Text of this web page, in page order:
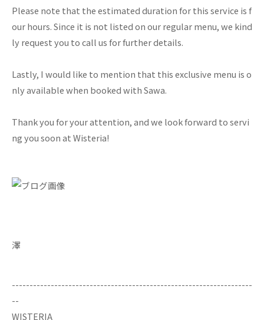
Please note that the estimated duration for this service is f
our hours. Since it is not listed on our regular menu, we kind
ly request you to call us for further details.
Lastly, I would like to mention that this exclusive menu is o
nly available when booked with Sawa.
Thank you for your attention, and we look forward to servi
ng you soon at Wisteria!
澤
--------------------------------------------------------------------
--
WISTERIA